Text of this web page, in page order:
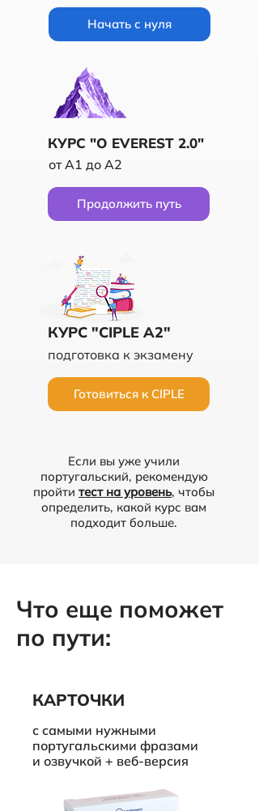
Начать с нуля
КУРС "O EVEREST 2.0"
от A1 до A2
Продолжить путь
КУРС "CIPLE A2"
подготовка к экзамену
Готовиться к CIPLE
Если вы уже учили
португальский, рекомендую
пройти тест на уровень, чтобы
определить, какой курс вам
подходит больше.
Что еще поможет
по пути:
КАРТОЧКИ
с самыми нужными
португальскими фразами
и озвучкой + веб-версия